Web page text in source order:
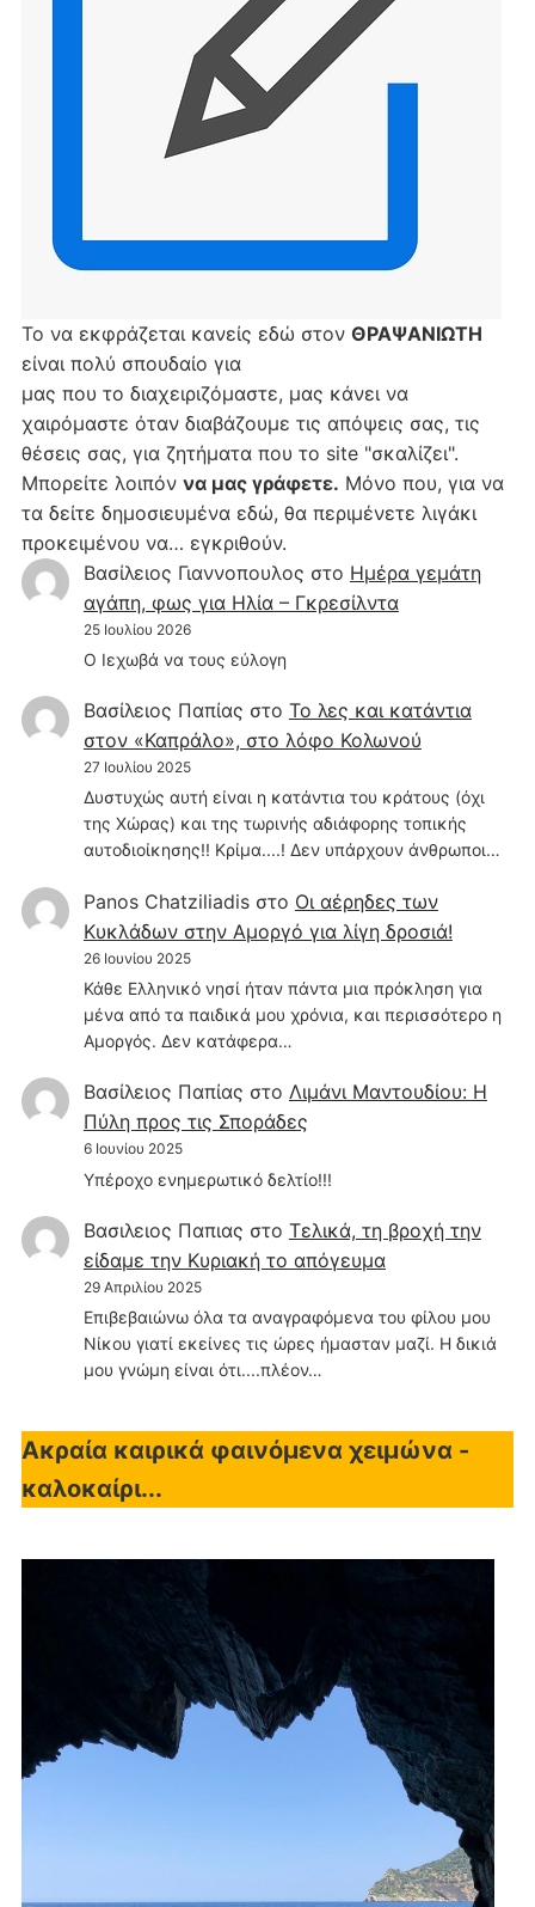
Το να εκφράζεται κανείς εδώ στον ΘΡΑΨΑΝΙΩΤΗ
είναι πολύ σπουδαίο για
μας που το διαχειριζόμαστε, μας κάνει να
χαιρόμαστε όταν διαβάζουμε τις απόψεις σας, τις
θέσεις σας, για ζητήματα που το site "σκαλίζει".
Μπορείτε λοιπόν να μας γράφετε. Μόνο που, για να
τα δείτε δημοσιευμένα εδώ, θα περιμένετε λιγάκι
προκειμένου να… εγκριθούν.
Βασίλειος Γιαννοπουλος στο Hμέρα γεμάτη
αγάπη, φως για Ηλία – Γκρεσίλντα
25 Ιουλίου 2026
Ο Ιεχωβά να τους εύλογη
Βασίλειος Παπίας στο Το λες και κατάντια
στον «Καπράλο», στο λόφο Κολωνού
27 Ιουλίου 2025
Δυστυχώς αυτή είναι η κατάντια του κράτους (όχι
της Χώρας) και της τωρινής αδιάφορης τοπικής
αυτοδιοίκησης!! Κρίμα....! Δεν υπάρχουν άνθρωποι…
Panos Chatziliadisστο Οι αέρηδες των
Κυκλάδων στην Αμοργό για λίγη δροσιά!
26 Ιουνίου 2025
Κάθε Ελληνικό νησί ήταν πάντα μια πρόκληση για
μένα από τα παιδικά μου χρόνια, και περισσότερο η
Αμοργός. Δεν κατάφερα…
Βασίλειος Παπίας στο Λιμάνι Μαντουδίου: Η
Πύλη προς τις Σποράδες
6 Ιουνίου 2025
Υπέροχο ενημερωτικό δελτίο!!!
Βασιλειος Παπιας στο Τελικά, τη βροχή την
είδαμε την Κυριακή το απόγευμα
29 Απριλίου 2025
Επιβεβαιώνω όλα τα αναγραφόμενα του φίλου μου
Νίκου γιατί εκείνες τις ώρες ήμασταν μαζί. Η δικιά
μου γνώμη είναι ότι....πλέον…
Ακραία καιρικά φαινόμενα χειμώνα -
καλοκαίρι...